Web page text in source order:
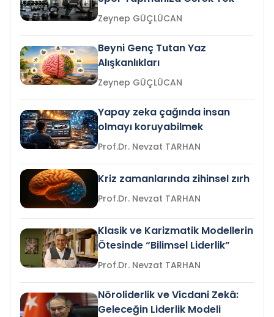
Zeynep GÜÇLÜCAN
Beyni Genç Tutan Yaz
Alışkanlıkları
Zeynep GÜÇLÜCAN
Yapay zeka çağında insan
olmayı koruyabilmek
Prof.Dr. Nevzat TARHAN
Kriz zamanlarında zihinsel zırh
Prof.Dr. Nevzat TARHAN
Klasik ve Karizmatik Modellerin
Ötesinde “Bilimsel Liderlik”
Prof.Dr. Nevzat TARHAN
Nöroliderlik ve Vicdani Zekâ:
Geleceğin Liderlik Modeli